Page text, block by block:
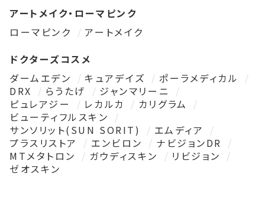
アートメイク・ローマピンク
ローマピンク
アートメイク
ドクターズコスメ
ダームエデン
キュアデイズ
ポーラメディカル
DRX
らうたげ
ジャンマリーニ
ピュレアジー
レカルカ
カリグラム
ビューティフルスキン
サンソリット(SUN SORIT)
エムディア
プラスリストア
エンビロン
ナビジョンDR
MTメタトロン
ガウディスキン
リビジョン
ゼオスキン